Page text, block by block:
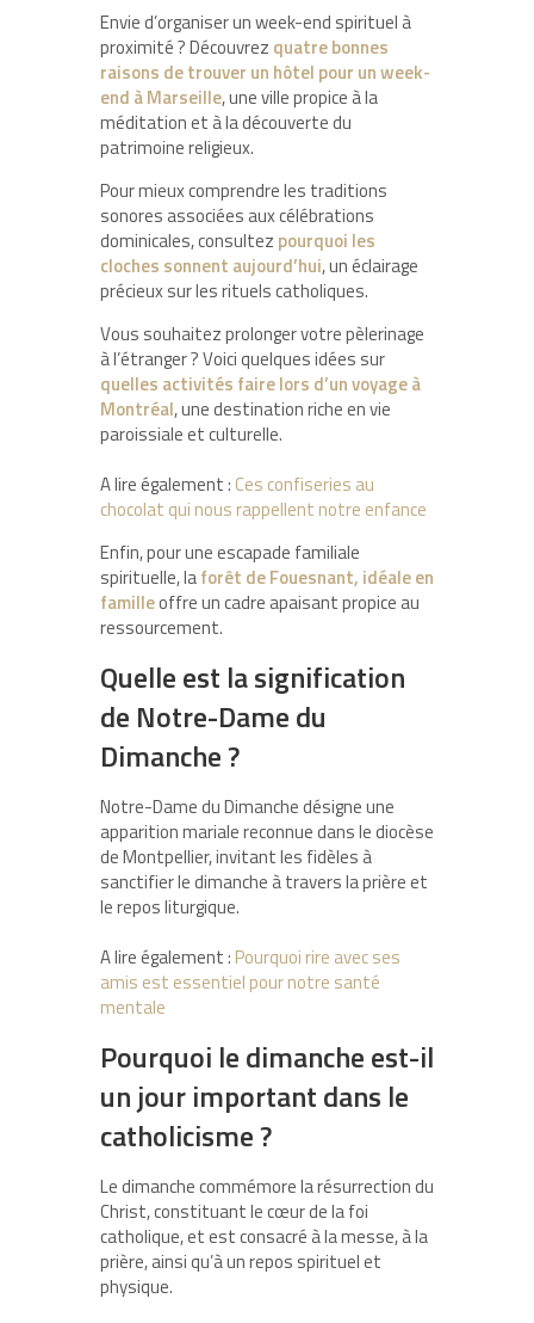
Envie d’organiser un week-end spirituel à
proximité ? Découvrez quatre bonnes
raisons de trouver un hôtel pour un week-
end à Marseille, une ville propice à la
méditation et à la découverte du
patrimoine religieux.
Pour mieux comprendre les traditions
sonores associées aux célébrations
dominicales, consultez pourquoi les
cloches sonnent aujourd’hui, un éclairage
précieux sur les rituels catholiques.
Vous souhaitez prolonger votre pèlerinage
à l’étranger ? Voici quelques idées sur
quelles activités faire lors d’un voyage à
Montréal, une destination riche en vie
paroissiale et culturelle.
A lire également : Ces confiseries au
chocolat qui nous rappellent notre enfance
Enfin, pour une escapade familiale
spirituelle, laforêt de Fouesnant, idéale en
familleoffre un cadre apaisant propice au
ressourcement.
Quelle est la signification
de Notre-Dame du
Dimanche ?
Notre-Dame du Dimanche désigne une
apparition mariale reconnue dans le diocèse
de Montpellier, invitant les fidèles à
sanctifier le dimanche à travers la prière et
le repos liturgique.
A lire également : Pourquoi rire avec ses
amis est essentiel pour notre santé
mentale
Pourquoi le dimanche est-il
un jour important dans le
catholicisme ?
Le dimanche commémore la résurrection du
Christ, constituant le cœur de la foi
catholique, et est consacré à la messe, à la
prière, ainsi qu’à un repos spirituel et
physique.